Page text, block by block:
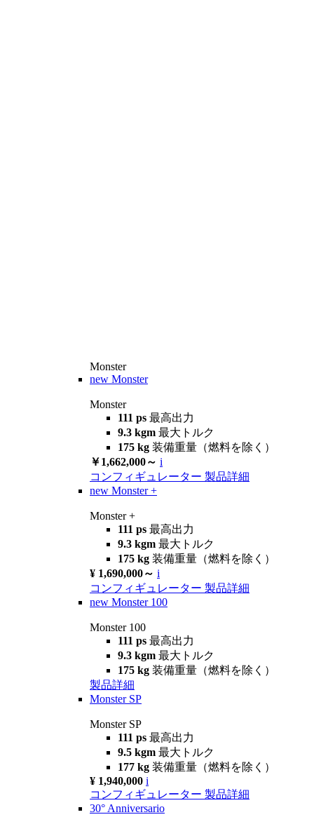
Monster
new Monster
Monster
111 ps 最高出力
9.3 kgm 最大トルク
175 kg 装備重量（燃料を除く）
￥1,662,000～ i
コンフィギュレーター 製品詳細
new Monster +
Monster +
111 ps 最高出力
9.3 kgm 最大トルク
175 kg 装備重量（燃料を除く）
¥ 1,690,000～ i
コンフィギュレーター 製品詳細
new Monster 100
Monster 100
111 ps 最高出力
9.3 kgm 最大トルク
175 kg 装備重量（燃料を除く）
製品詳細
Monster SP
Monster SP
111 ps 最高出力
9.5 kgm 最大トルク
177 kg 装備重量（燃料を除く）
¥ 1,940,000 i
コンフィギュレーター 製品詳細
30° Anniversario